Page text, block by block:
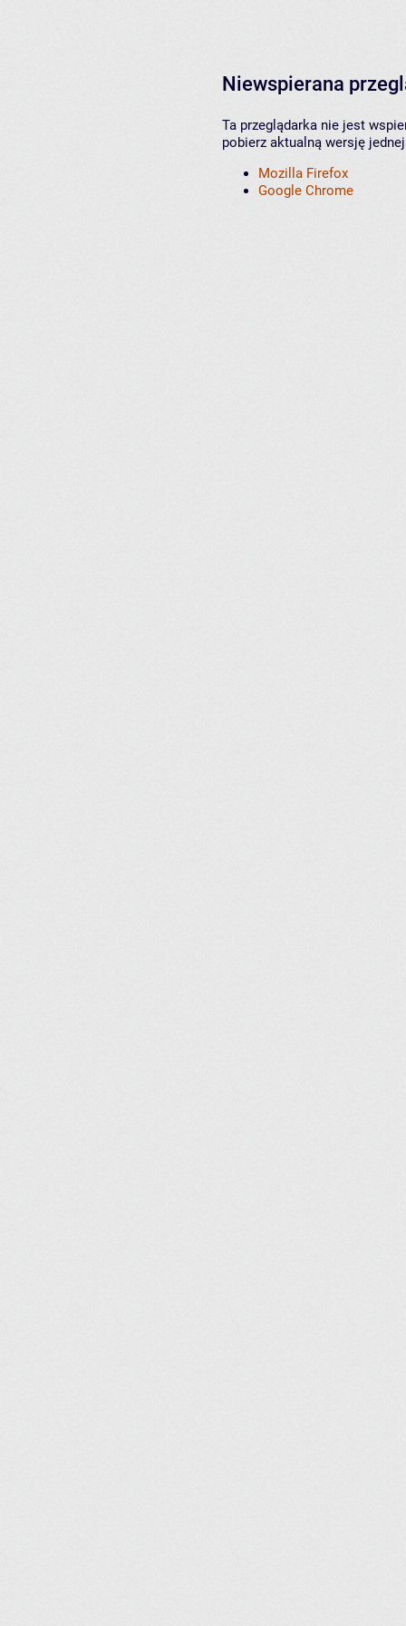
Niewspierana
Ta przeglądarka nie jest
pobierz aktualną wersję
Mozilla Firefox
Google Chrome